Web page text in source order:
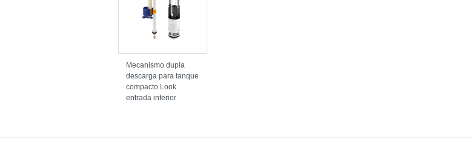
Mecanismo dupla
descarga para tanque
compacto Look
entrada inferior